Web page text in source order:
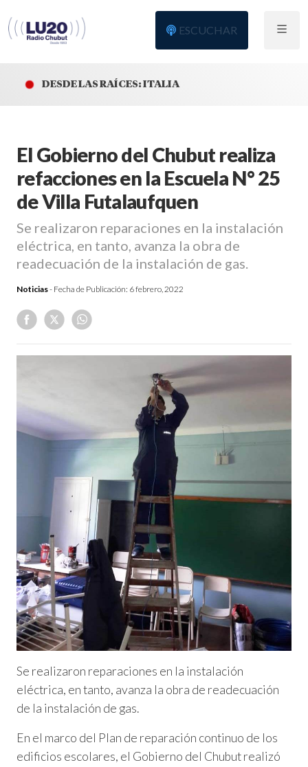
ESCUCHAR
DESDE LAS RAÍCES: ITALIA
El Gobierno del Chubut realiza
refacciones en la Escuela N° 25
de Villa Futalaufquen
Se realizaron reparaciones en la instalación
eléctrica, en tanto, avanza la obra de
readecuación de la instalación de gas.
Noticias- Fecha de Publicación: 6 febrero, 2022
Se realizaron reparaciones en la instalación
eléctrica, en tanto, avanza la obra de readecuación
de la instalación de gas.
En el marco del Plan de reparación continuo de los
edificios escolares, el Gobierno del Chubut realizó